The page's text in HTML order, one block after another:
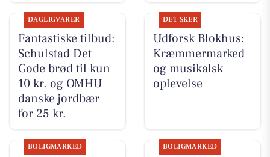
DAGLIGVARER
Fantastiske tilbud:
Schulstad Det
Gode brød til kun
10 kr. og OMHU
danske jordbær
for 25 kr.
DET SKER
Udforsk Blokhus:
Kræmmermarked
og musikalsk
oplevelse
BOLIGMARKED BOLIGMARKED